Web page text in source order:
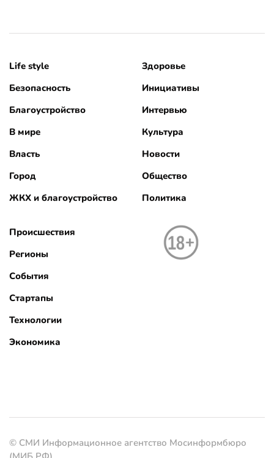
Life style
Безопасность
Благоустройство
В мире
Власть
Город
ЖКХ и благоустройство
Здоровье
Инициативы
Интервью
Культура
Новости
Общество
Политика
Происшествия
Регионы
События
Стартапы
Технологии
Экономика
© СМИ Информационное агентство Мосинформбюро